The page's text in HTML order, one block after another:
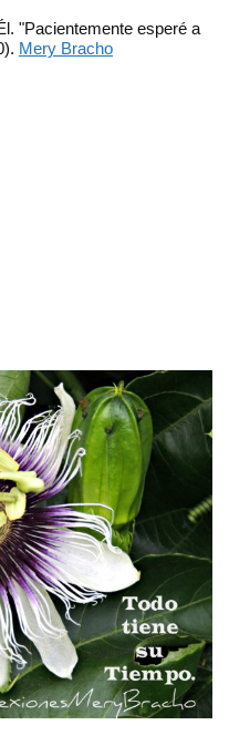
"Pacientemente esperé a
Mery Bracho﻿